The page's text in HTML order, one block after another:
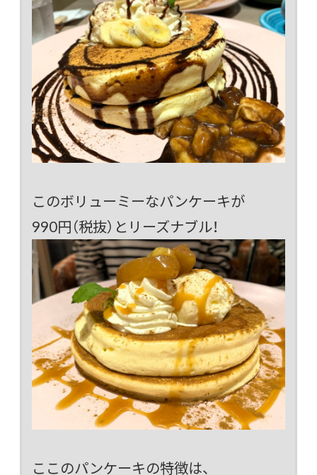
このボリューミーなパンケーキが
990円（税抜）とリーズナブル！
ここのパンケーキの特徴は、